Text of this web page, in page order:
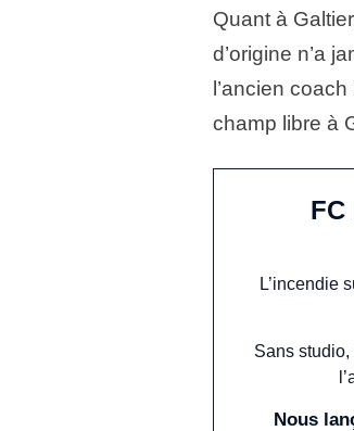
Quant à
d’origine n’a
l’ancien
champ libre à
FC
L’incendie
Sans
Nous